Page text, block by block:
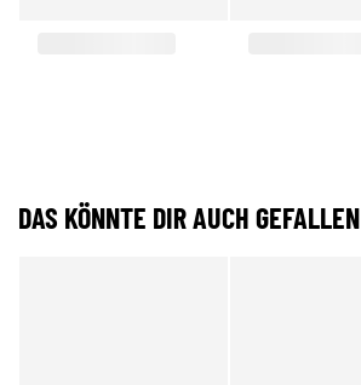
DAS KÖNNTE DIR AUCH GEFALLEN